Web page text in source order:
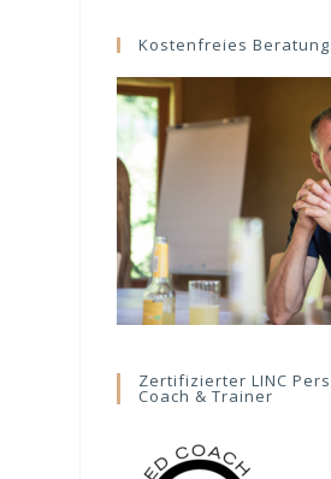
Kostenfreies
Zertifizierter LINC
Coach & Trainer